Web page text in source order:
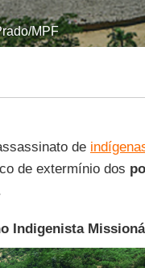
MPF
de
de extermínio dos
Indigenista